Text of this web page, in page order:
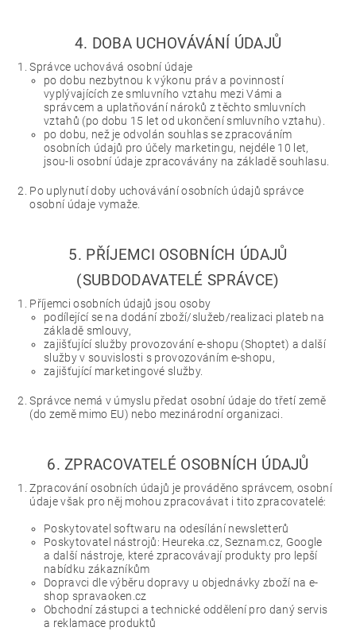
4. DOBA UCHOVÁVÁNÍ ÚDAJŮ
Správce uchovává osobní údaje
po dobu nezbytnou k výkonu práv a povinností
vyplývajících ze smluvního vztahu mezi Vámi a
správcem a uplatňování nároků z těchto smluvních
vztahů (po dobu 15 let od ukončení smluvního vztahu).
po dobu, než je odvolán souhlas se zpracováním
osobních údajů pro účely marketingu, nejdéle 10 let,
jsou-li osobní údaje zpracovávány na základě souhlasu.
Po uplynutí doby uchovávání osobních údajů správce
osobní údaje vymaže.
5. PŘÍJEMCI OSOBNÍCH ÚDAJŮ
(SUBDODAVATELÉ SPRÁVCE)
Příjemci osobních údajů jsou osoby
podílející se na dodání zboží/služeb/realizaci plateb na
základě smlouvy,
zajišťující služby provozování e-shopu (Shoptet) a další
služby v souvislosti s provozováním e-shopu,
zajišťující marketingové služby.
Správce nemá v úmyslu předat osobní údaje do třetí země
(do země mimo EU) nebo mezinárodní organizaci.
6. ZPRACOVATELÉ OSOBNÍCH ÚDAJŮ
Zpracování osobních údajů je prováděno správcem, osobní
údaje však pro něj mohou zpracovávat i tito zpracovatelé:
Poskytovatel softwaru na odesílání newsletterů
Poskytovatel nástrojů: Heureka.cz, Seznam.cz, Google
a další nástroje, které zpracovávají produkty pro lepší
nabídku zákazníkům
Dopravci dle výběru dopravy u objednávky zboží na e-
shop spravaoken.cz
Obchodní zástupci a technické oddělení pro daný servis
a reklamace produktů